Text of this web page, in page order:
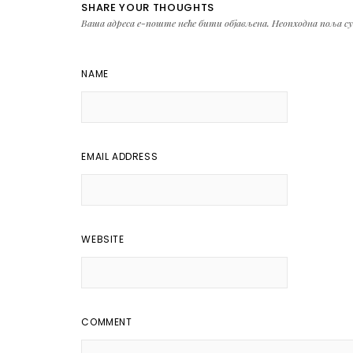
SHARE YOUR THOUGHTS
Ваша адреса е-поште неће бити објављена. Неопходна поља
NAME
EMAIL ADDRESS
WEBSITE
COMMENT